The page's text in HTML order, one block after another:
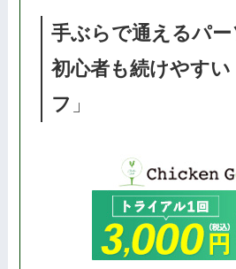
手ぶらで通えるパー
初心者も続けやす
フ 」